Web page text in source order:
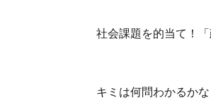
社会課題を的当て！「
キミは何問わかるか